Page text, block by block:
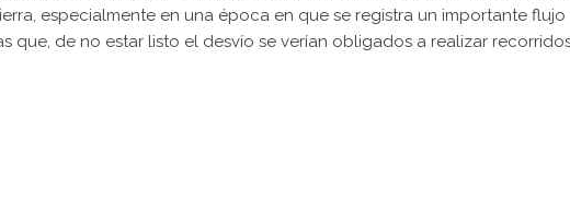
especialmente en una época en que se registra un importante
que, de no estar listo el desvío se verían obligados a realizar